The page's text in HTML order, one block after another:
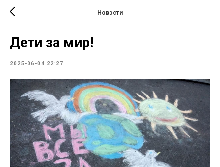
Новости
Дети за мир!
2025-06-04 22:27